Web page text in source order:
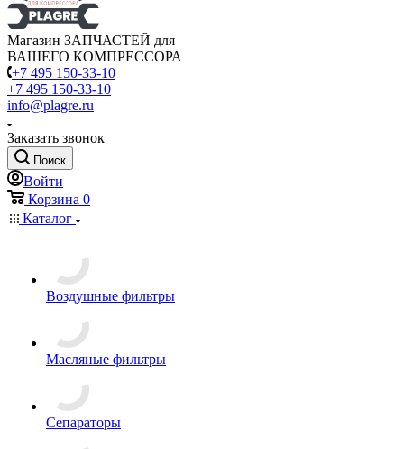
Магазин ЗАПЧАСТЕЙ для
ВАШЕГО КОМПРЕССОРА
+7 495 150-33-10
+7 495 150-33-10
info@plagre.ru
Заказать звонок
Поиск
Войти
Корзина 0
Каталог
Воздушные фильтры
Масляные фильтры
Сепараторы